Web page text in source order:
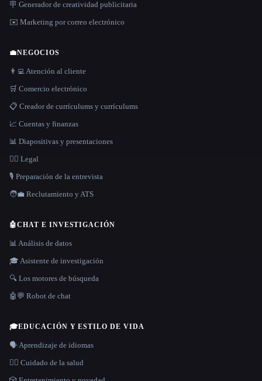
🪧 Generador de creatividad publicitaria
✉️ Marketing por correo electrónico
💼NEGOCIOS
👨‍💻 Atención al cliente
🛒 Comercio electrónico
📋 Creador de currículums y currículums
📈 Cuentas y finanzas
📊 Diapositivas y presentaciones
👩‍⚖️ Legal
🎙️ Preparación de la entrevista
🧑‍💼 Reclutamiento y ATS
🤖CHAT E INVESTIGACIÓN
📊 Análisis de datos
🎓 Asistente de investigación
🔍 Los motores de búsqueda
🤖💬 Robot de chat
🎓EDUCACIÓN Y ESTILO DE VIDA
🗣️ Aprendizaje de idiomas
👩‍⚕️ Cuidado de la salud